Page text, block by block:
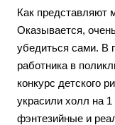
Как представляют
Оказывается,
убедиться сами. В
работника в
конкурс детского
украсили холл на 1
фэнтезийные и